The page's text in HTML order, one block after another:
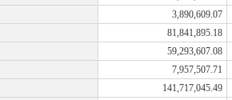
3,890,609.07
81,841,895.18
59,293,607.08
7,957,507.71
141,717,045.49